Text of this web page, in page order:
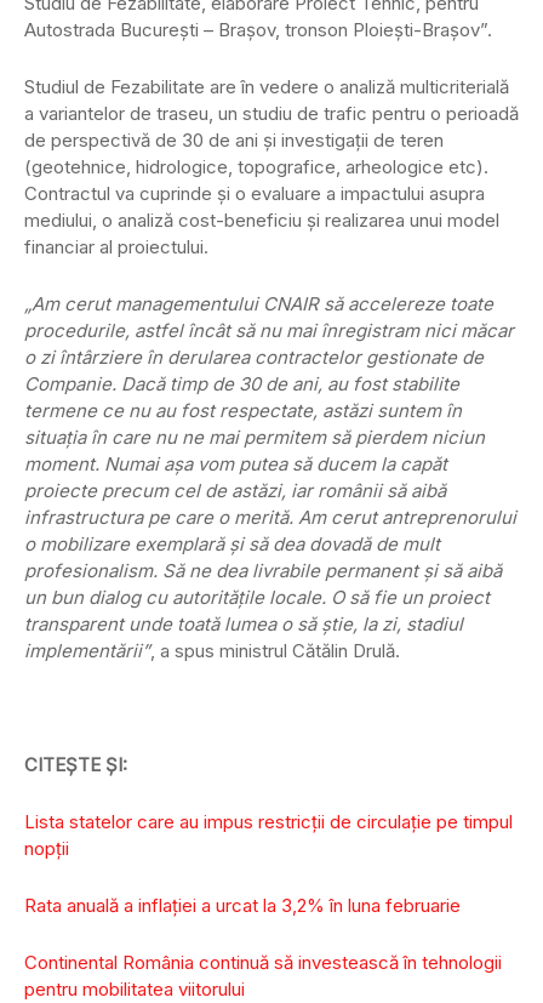
Autostrada Bucureşti – Braşov, tronson Ploieşti-Braşov”.
Studiul de Fezabilitate are în vedere o analiză multicriterială
a variantelor de traseu, un studiu de trafic pentru o perioadă
de perspectivă de 30 de ani şi investigaţii de teren
(geotehnice, hidrologice, topografice, arheologice etc).
Contractul va cuprinde şi o evaluare a impactului asupra
mediului, o analiză cost-beneficiu şi realizarea unui model
financiar al proiectului.
„Am cerut managementului CNAIR să accelereze toate
procedurile, astfel încât să nu mai înregistram nici măcar
o zi întârziere în derularea contractelor gestionate de
Companie. Dacă timp de 30 de ani, au fost stabilite
termene ce nu au fost respectate, astăzi suntem în
situaţia în care nu ne mai permitem să pierdem niciun
moment. Numai aşa vom putea să ducem la capăt
proiecte precum cel de astăzi, iar românii să aibă
infrastructura pe care o merită. Am cerut antreprenorului
o mobilizare exemplară şi să dea dovadă de mult
profesionalism. Să ne dea livrabile permanent şi să aibă
un bun dialog cu autorităţile locale. O să fie un proiect
transparent unde toată lumea o să ştie, la zi, stadiul
implementării”, a spus ministrul Cătălin Drulă.
CITEȘTE ȘI:
Lista statelor care au impus restricţii de circulaţie pe timpul
nopţii
Rata anuală a inflaţiei a urcat la 3,2% în luna februarie
Continental România continuă să investească în tehnologii
pentru mobilitatea viitorului